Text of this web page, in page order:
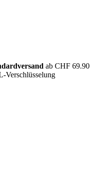
ab CHF 69.90
Verschlüsselung